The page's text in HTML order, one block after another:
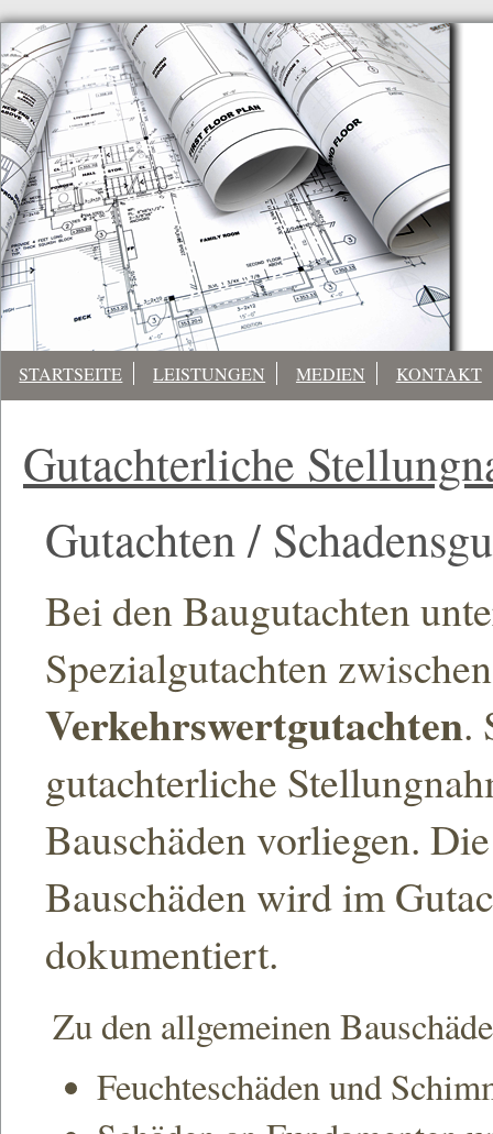
STARTSEITE LEISTUNGEN MEDIEN KONTAKT
Gutachterliche
Gutachten /
Bei den Baugutachten
Spezialgutachten
Verkehrswertgutachten.
gutachterliche
Bauschäden vorliegen.
Bauschäden wird im
dokumentiert.
Zu den allgemeinen
Feuchteschäden und